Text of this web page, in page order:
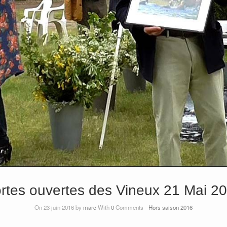
ouvertes des Vineux 21 Mai
On 23 juin 2016 by marcWith0Comments - Hors saison 2016